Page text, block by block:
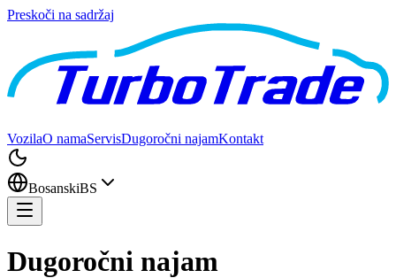
Preskoči na sadržaj
VozilaO namaServisDugoročni najamKontakt
BosanskiBS
Dugoročni najam